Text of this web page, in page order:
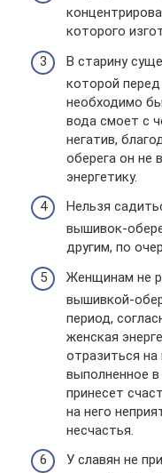
которого
В старину
которой
необходимо
вода смоет с
негатив,
оберега он не
энергетику.
Нельзя
вышивок-
другим, по
Женщинам не
вышивкой-
период,
женская
отразиться на
выполненное
принесет
на него
несчастья.
У славян не